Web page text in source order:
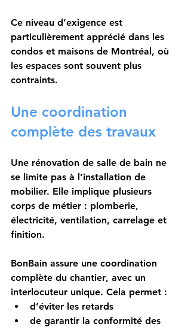
Ce niveau d’exigence est
particulièrement apprécié dans les
condos et maisons de Montréal, où
les espaces sont souvent plus
contraints.
Une coordination
complète des travaux
Une rénovation de salle de bain ne
se limite pas à l’installation de
mobilier. Elle implique plusieurs
corps de métier : plomberie,
électricité, ventilation, carrelage et
finition.
BonBain assure une coordination
complète du chantier, avec un
interlocuteur unique. Cela permet :
d’éviter les retards
de garantir la conformité des